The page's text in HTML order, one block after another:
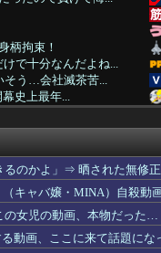
柄拘束！
で十分なんだよね...
そう…会社滅茶苦...
史上最年...
？」→飲み会で本音...
の行動で立場が...
とする
せん」と容疑を...
のかよ」⇒ 晒された無修
（キャバ嬢・MINA）自殺動
の女児の動画、本物だった…
動画、ここに来て話題にな